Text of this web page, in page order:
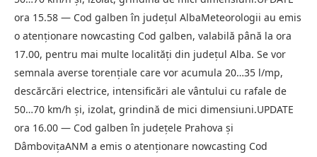
ora 15.58 — Cod galben în județul AlbaMeteorologii au emis
o atenționare nowcasting Cod galben, valabilă până la ora
17.00, pentru mai multe localități din județul Alba. Se vor
semnala averse torențiale care vor acumula 20…35 l/mp,
descărcări electrice, intensificări ale vântului cu rafale de
50…70 km/h și, izolat, grindină de mici dimensiuni.UPDATE
ora 16.00 — Cod galben în județele Prahova și
DâmbovițaANM a emis o atenționare nowcasting Cod